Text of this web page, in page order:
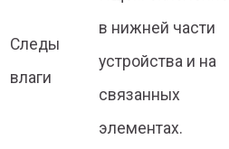
Следы
влаги
в нижней части
устройства и на
связанных
элементах.